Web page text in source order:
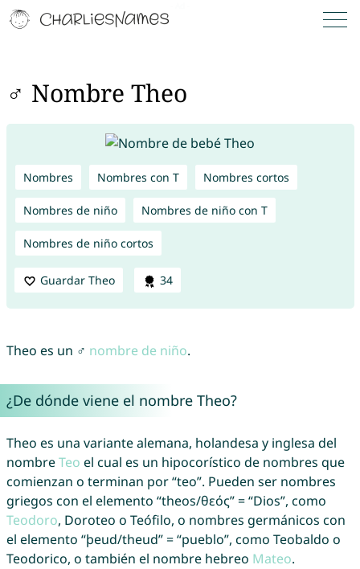
♂ Nombre Theo
Nombres Nombres con T Nombres cortos
Nombres de niño Nombres de niño con T
Nombres de niño cortos
Guardar Theo 34
Theo es un ♂ nombre de niño.
¿De dónde viene el nombre Theo?
Theo es una variante alemana, holandesa y inglesa del
nombreTeo el cual es un hipocorístico de nombres que
comienzan o terminan por “teo”. Pueden ser nombres
griegos con el elemento “theos/θεός” = “Dios”, como
Teodoro, Doroteo o Teófilo, o nombres germánicos con
el elemento “þeud/theud” = “pueblo”, como Teobaldo o
Teodorico, o también el nombre hebreo Mateo.